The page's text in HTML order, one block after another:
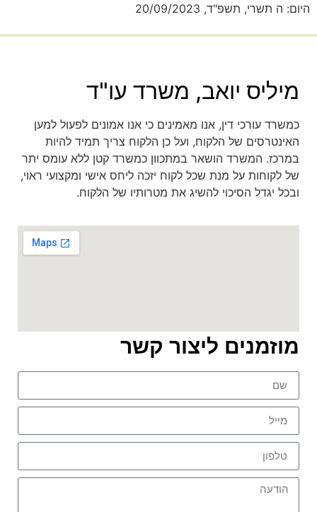
היום: ה תשרי, תשפ"ד, 20/09/2023
מיליס יואב, משרד עו"ד
כמשרד עורכי דין, אנו מאמינים כי אנו אמונים לפעול למען
האינטרסים של הלקוח, ועל כן הלקוח צריך תמיד להיות
במרכז. המשרד הושאר במתכוון כמשרד קטן ללא עומס יתר
של לקוחות על מנת שכל לקוח יזכה ליחס אישי ומקצועי ראוי,
ובכל יגדל הסיכוי להשיג את מטרותיו של הלקוח.
מוזמנים ליצור קשר